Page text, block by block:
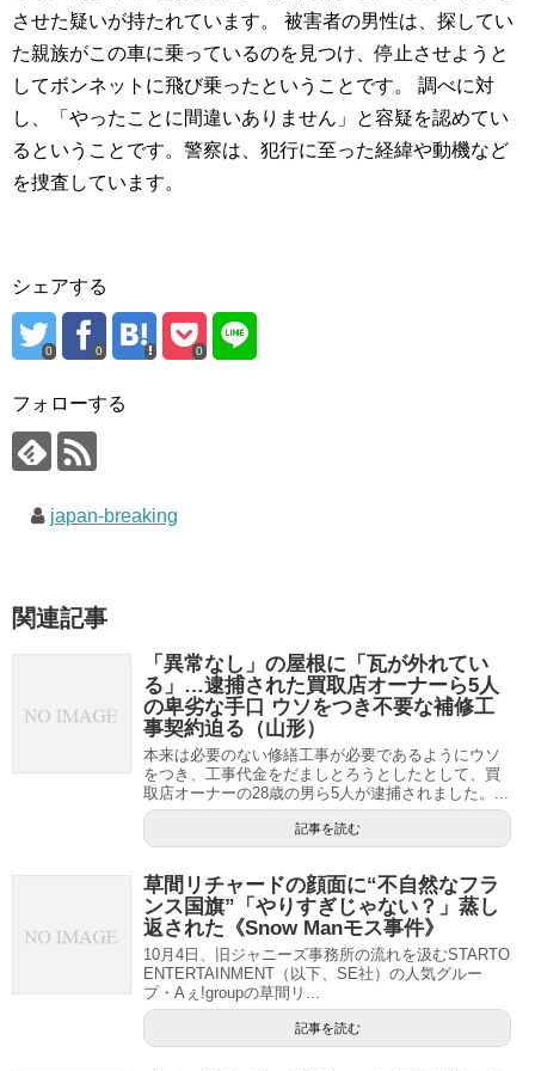
させた疑いが持たれています。 被害者の男性は、探してい
た親族がこの車に乗っているのを見つけ、停止させようと
してボンネットに飛び乗ったということです。 調べに対
し、「やったことに間違いありません」と容疑を認めてい
るということです。警察は、犯行に至った経緯や動機など
を捜査しています。
シェアする
0 0 0
フォローする
japan-breaking
関連記事
「異常なし」の屋根に「瓦が外れてい
る」…逮捕された買取店オーナーら5人
の卑劣な手口 ウソをつき不要な補修工
事契約迫る（山形）
本来は必要のない修繕工事が必要であるようにウソ
をつき、工事代金をだましとろうとしたとして、買
取店オーナーの28歳の男ら5人が逮捕されました。...
記事を読む
草間リチャードの顔面に“不自然なフラ
ンス国旗”「やりすぎじゃない？」蒸し
返された《Snow Manモス事件》
10月4日、旧ジャニーズ事務所の流れを汲むSTARTO
ENTERTAINMENT（以下、SE社）の人気グルー
プ・Aぇ!groupの草間リ...
記事を読む